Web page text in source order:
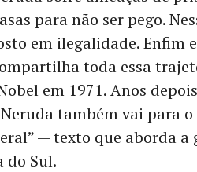
para não ser pego.
em ilegalidade. Enfim
toda essa
em 1971. Anos
também vai para
— texto que aborda a
do Sul.